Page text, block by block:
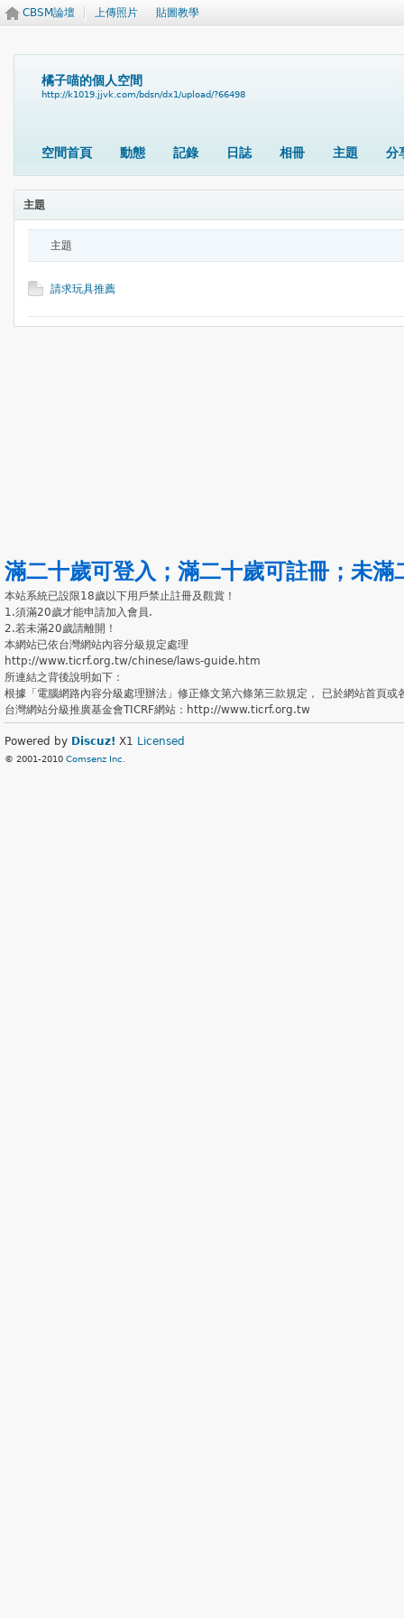
CBSM論壇 上傳照片 貼圖教學
橘子喵的個人空間
http://k1019.jjvk.com/bdsn/dx1/upload/?66498
空間首頁 動態 記錄 日誌 相冊 主題 分
主題
主題
請求玩具推薦
滿二十歲可登入 ； 滿二十歲可註冊 ； 未滿
本站系統已設限18歲以下用戶禁止註冊及觀賞！
1.須滿20歲才能申請加入會員.
2.若未滿20歲請離開！
本網站已依台灣網站內容分級規定處理
http://www.ticrf.org.tw/chinese/laws-guide.htm
所連結之背後說明如下：
根據「電腦網路內容分級處理辦法」修正條文第六條第三款規定， 已於網站首頁
台灣網站分級推廣基金會TICRF網站：http://www.ticrf.org.tw
Powered by Discuz! X1 Licensed
© 2001-2010 Comsenz Inc.